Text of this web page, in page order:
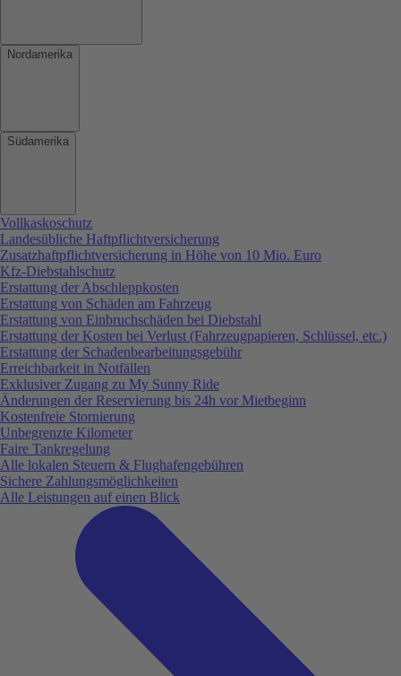
Nordamerika
Südamerika
Vollkaskoschutz
Landesübliche Haftpflichtversicherung
Zusatzhaftpflichtversicherung in Höhe von 10 Mio. Euro
Kfz-Diebstahlschutz
Erstattung der Abschleppkosten
Erstattung von Schäden am Fahrzeug
Erstattung von Einbruchschäden bei Diebstahl
Erstattung der Kosten bei Verlust (Fahrzeugpapieren, Schlüssel, etc.)
Erstattung der Schadenbearbeitungsgebühr
Erreichbarkeit in Notfällen
Exklusiver Zugang zu My Sunny Ride
Änderungen der Reservierung bis 24h vor Mietbeginn
Kostenfreie Stornierung
Unbegrenzte Kilometer
Faire Tankregelung
Alle lokalen Steuern & Flughafengebühren
Sichere Zahlungsmöglichkeiten
Alle Leistungen auf einen Blick